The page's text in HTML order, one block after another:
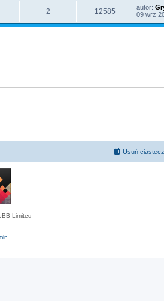
2 12585 autor:
09 wrz
Usuń
Limited